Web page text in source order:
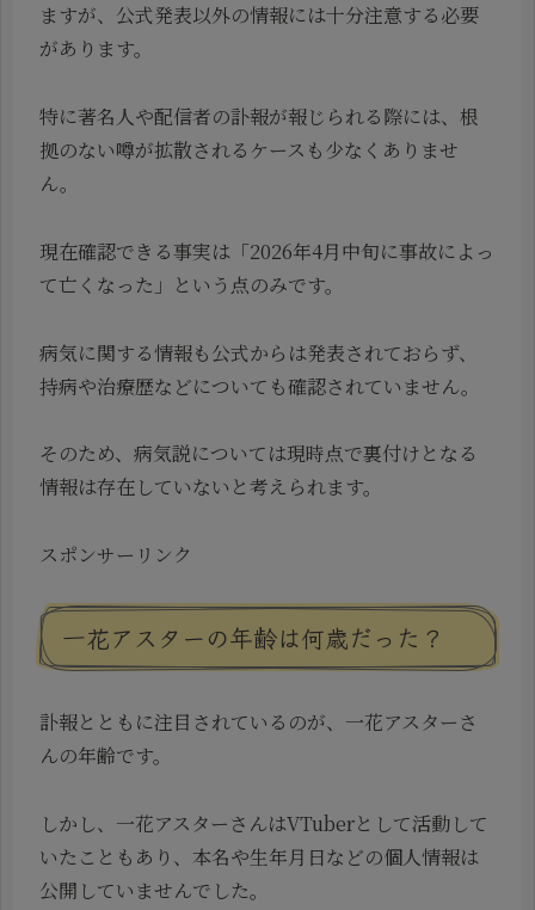
ますが、公式発表以外の情報には十分注意する必要
があります。
特に著名人や配信者の訃報が報じられる際には、根
拠のない噂が拡散されるケースも少なくありませ
ん。
現在確認できる事実は「2026年4月中旬に事故によっ
て亡くなった」という点のみです。
病気に関する情報も公式からは発表されておらず、
持病や治療歴などについても確認されていません。
そのため、病気説については現時点で裏付けとなる
情報は存在していないと考えられます。
スポンサーリンク
一花アスターの年齢は何歳だった？
訃報とともに注目されているのが、一花アスターさ
んの年齢です。
しかし、一花アスターさんはVTuberとして活動して
いたこともあり、本名や生年月日などの個人情報は
公開していませんでした。